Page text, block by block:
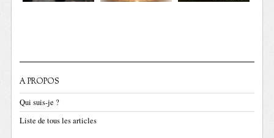
A PROPOS
Qui suis-je ?
Liste de tous les articles